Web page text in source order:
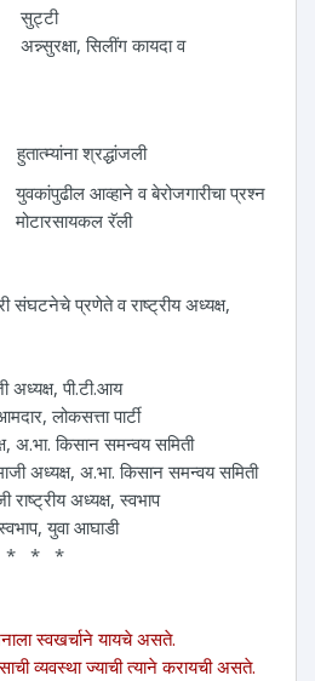
सिलींग कायदा व
श्रद्धांजली
आव्हाने व बेरोजगारीचा प्रश्न
रॅली
संघटनेचे प्रणेते व राष्ट्रीय अध्यक्ष,
पी.टी.आय
लोकसत्ता पार्टी
किसान समन्वय समिती
अध्यक्ष, अ.भा. किसान समन्वय समिती
अध्यक्ष, स्वभाप
युवा आघाडी
* * *
स्वखर्चाने यायचे असते.
व्यवस्था ज्याची त्याने करायची असते.